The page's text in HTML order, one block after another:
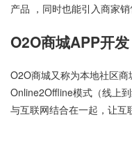
产品 ，同时也能引入商家销
O2O商城APP开发
O2O商城又称为本地社区商
Online2Offline模式（线上
与互联网结合在一起，让互